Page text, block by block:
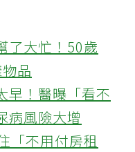
了大忙！50歲
品
早！醫曝「看不
病風險大增
「不用付房租